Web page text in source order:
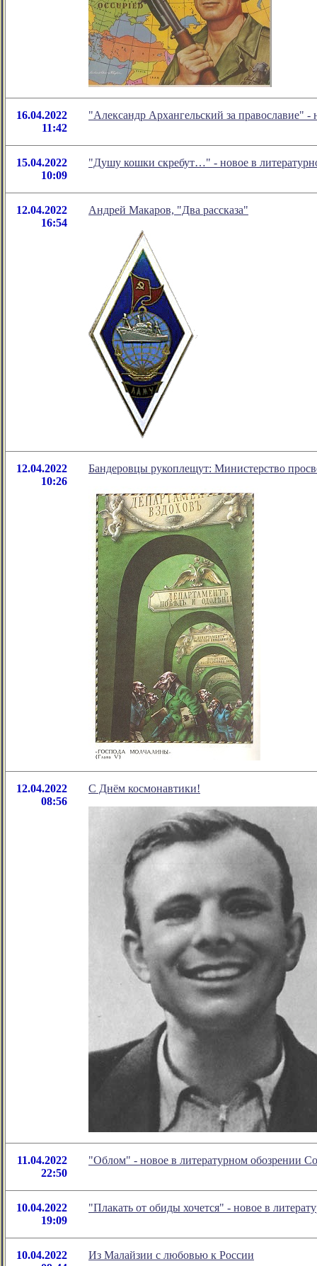
16.04.2022
11:42
"Александр Архангельский за православие"
15.04.2022
10:09
"Душу кошки скребут…" - новое в
12.04.2022
16:54
Андрей Макаров, "Два рассказа"
12.04.2022
10:26
Бандеровцы рукоплещут: Министерство
12.04.2022
08:56
С Днём космонавтики!
11.04.2022
22:50
"Облом" - новое в литературном обозрении
10.04.2022
19:09
"Плакать от обиды хочется" - новое в
10.04.2022
Из Малайзии с любовью к России